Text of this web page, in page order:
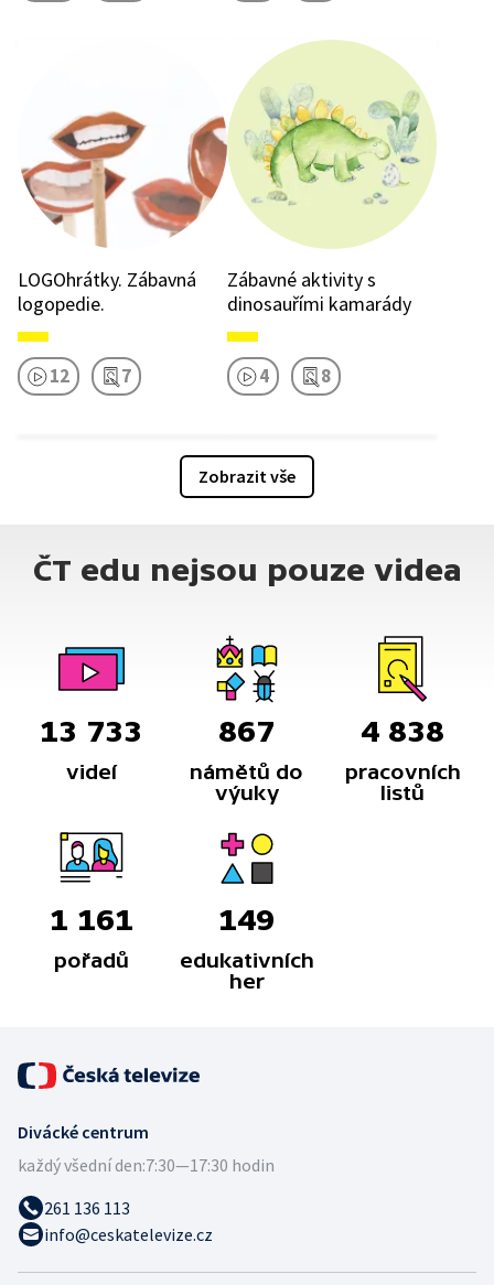
LOGOhrátky. Zábavná
logopedie.
12 7
Zábavné aktivity s
dinosauřími kamarády
4 8
Zobrazit vše
ČT edu nejsou pouze videa
13 733
videí
867
námětů do
výuky
4 838
pracovních
listů
1 161
pořadů
149
edukativních
her